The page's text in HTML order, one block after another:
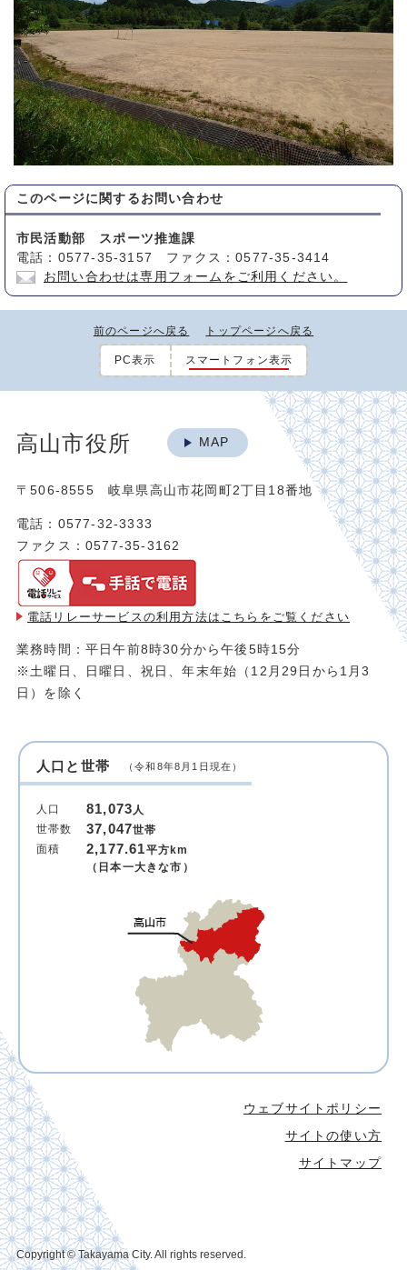
このページに関する お問い合わせ
市民活動部 スポーツ推進課
電話：0577-35-3157 ファクス：0577-35-3414
お問い合わせは専用フォームをご利用ください。
前のページへ戻る トップページへ戻る
PC表示 スマートフォン表示
高山市役所 MAP
〒506-8555 岐阜県高山市花岡町2丁目18番地
電話：0577-32-3333
ファクス：0577-35-3162
電話リレーサービスの利用方法は こちらをご覧ください
業務時間：平日午前8時30分から午後5時15分
※土曜日、日曜日、祝日、年末年始（12月29日から1月3
日）を除く
人口と世帯 （令和8年8月1日現在）
人口 81,073 人
世帯数
37,047世帯
面積
2,177.61平方km
（日本一大きな市）
ウェブサイトポリシー
サイトの使い方
サイトマップ
Copyright © Takayama City. All rights reserved.